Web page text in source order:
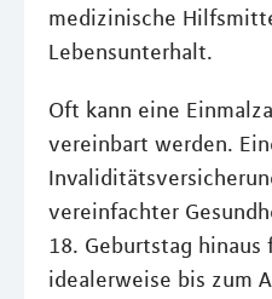
medizinische
Lebensunterhalt.
Oft kann eine
vereinbart werden.
vereinfachter
18. Geburtstag
idealerweise bis zum